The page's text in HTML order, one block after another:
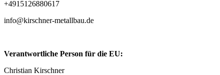
+4915126880617
info@kirschner-metallbau.de
Verantwortliche Person für die EU:
Christian Kirschner